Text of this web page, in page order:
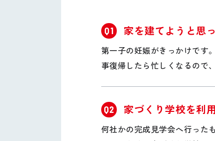
Q1 家を建てようと思
第一子の妊娠がきっかけです
事復帰したら忙しくなるので
Q2 家づくり学校を利
何社かの完成見学会へ行った